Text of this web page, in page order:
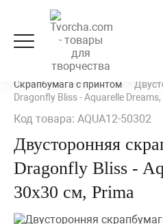
Скрапбукинг
Бумага для
Скрапбумага с принтом
Dragonfly Bliss - Aquarelle
Код товара: AQUA12-50302
Двусторонняя
Dragonfly Bliss -
30х30 см, Prima